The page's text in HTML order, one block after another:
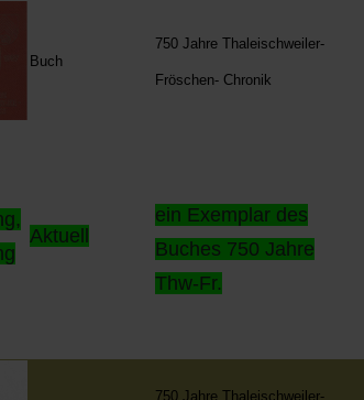
Buch
750 Jahre Thaleischweiler-
Fröschen- Chronik
Aktuell
ein Exemplar des
Buches 750 Jahre
Thw-Fr.
750 Jahre Thaleischweiler-